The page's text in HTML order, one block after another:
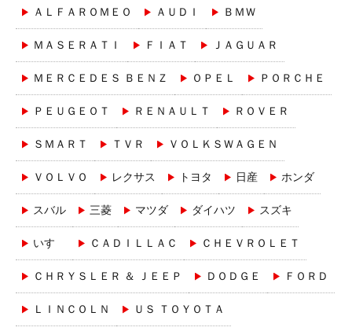
ＡＬＦＡＲＯＭＥＯ ＡＵＤＩ ＢＭＷ
ＭＡＳＥＲＡＴＩ ＦＩＡＴ ＪＡＧＵＡＲ
ＭＥＲＣＥＤＥＳ ＢＥＮＺ ＯＰＥＬ ＰＯＲＣＨＥ
ＰＥＵＧＥＯＴ ＲＥＮＡＵＬＴ ＲＯＶＥＲ
ＳＭＡＲＴ ＴＶＲ ＶＯＬＫＳＷＡＧＥＮ
ＶＯＬＶＯ レクサス トヨタ 日産 ホンダ
スバル 三菱 マツダ ダイハツ スズキ
いすゞ ＣＡＤＩＬＬＡＣ ＣＨＥＶＲＯＬＥＴ
ＣＨＲＹＳＬＥＲ ＆ ＪＥＥＰ ＤＯＤＧＥ ＦＯＲＤ
ＬＩＮＣＯＬＮ ＵＳ ＴＯＹＯＴＡ